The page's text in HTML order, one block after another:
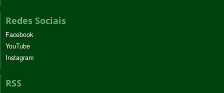
Redes Sociais
Facebook
YouTube
Instagram
RSS